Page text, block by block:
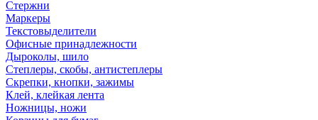
Стержни
Маркеры
Текстовыделители
Офисные принадлежности
Дыроколы, шило
Степлеры, скобы, антистеплеры
Скрепки, кнопки, зажимы
Клей, клейкая лента
Ножницы, ножи